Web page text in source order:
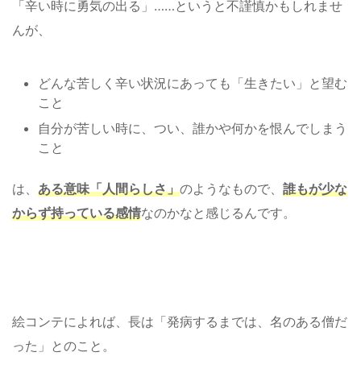
「辛い時に勇気の出る」……というと不謹慎かもしれませ
んが、
どんな苦しく辛い状況にあっても「生きたい」と望む
こと
自分が苦しい時に、つい、誰かや何かを恨んでしまう
こと
は、 ある意味「人間らしさ」のようなもので、 誰もが少な
からず持っている感情なのかなと感じるんです。
絵コンテによれば、長は「発病するまでは、名のある僧だ
った」とのこと。